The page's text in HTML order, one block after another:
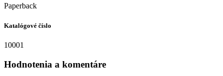
Paperback
Katalógové číslo
10001
Hodnotenia a komentáre